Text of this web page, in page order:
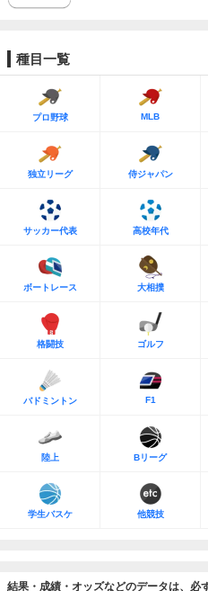
種目一覧
プロ野球 MLB
独立リーグ 侍ジャパン
サッカー代表 高校年代
ボートレース 大相撲
格闘技 ゴルフ
バドミントン F1
陸上 Bリーグ
学生バスケ 他競技
結果・成績・オッズなどのデータは、必